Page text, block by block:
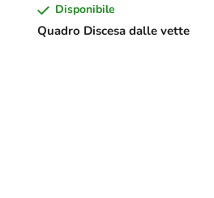
Quadro Discesa dalle vette
Disponibile